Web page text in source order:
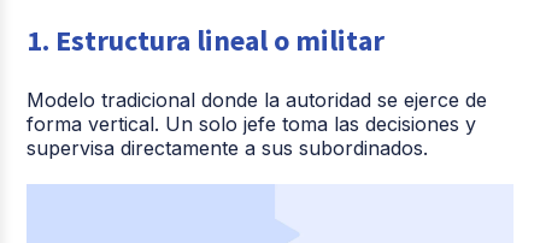
de staff
al tener
quién tiene
comités
Permite
decisiones más
diferentes
Toma más
tiempo
1. Estructura lineal o militar
Modelo tradicional donde la autoridad se ejerce de
forma vertical. Un solo jefe toma las decisiones y
supervisa directamente a sus subordinados.